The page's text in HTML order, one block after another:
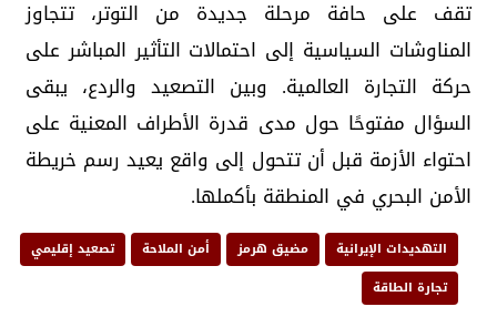
تقف على حافة مرحلة جديدة من التوتر، تتجاوز
المناوشات السياسية إلى احتمالات التأثير المباشر على
حركة التجارة العالمية. وبين التصعيد والردع، يبقى
السؤال مفتوحًا حول مدى قدرة الأطراف المعنية على
احتواء الأزمة قبل أن تتحول إلى واقع يعيد رسم خريطة
الأمن البحري في المنطقة بأكملها.
التهديدات الإيرانية مضيق هرمز أمن الملاحة
تصعيد إقليمي
تجارة الطاقة